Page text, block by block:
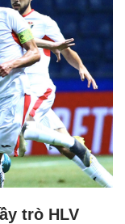
trò HLV